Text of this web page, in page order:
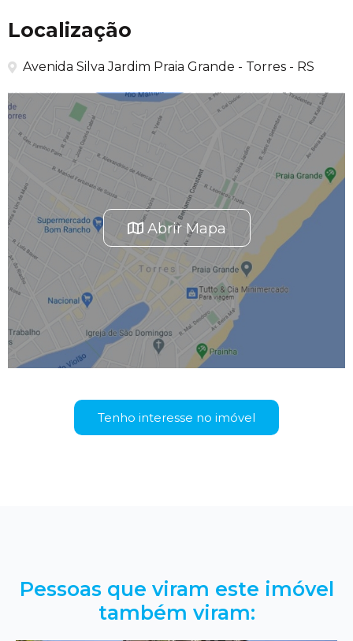
Localização
Avenida Silva Jardim Praia Grande - Torres - RS
Abrir Mapa
Tenho interesse no imóvel
Pessoas que viram este imóvel
também viram: